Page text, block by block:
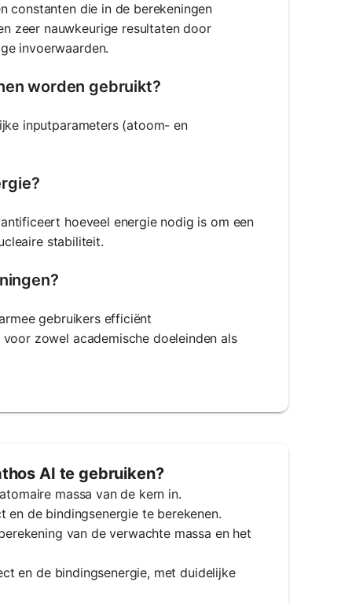
constanten die in de berekeningen
zeer nauwkeurige resultaten door
invoerwaarden.
worden gebruikt?
inputparameters (atoom- en
hoeveel energie nodig is om een
stabiliteit.
gebruikers efficiënt
zowel academische doeleinden als
AI te gebruiken?
massa van de kern in.
en de bindingsenergie te berekenen.
van de verwachte massa en het
en de bindingsenergie, met duidelijke